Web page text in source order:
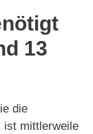
13
die
ist mittlerweile